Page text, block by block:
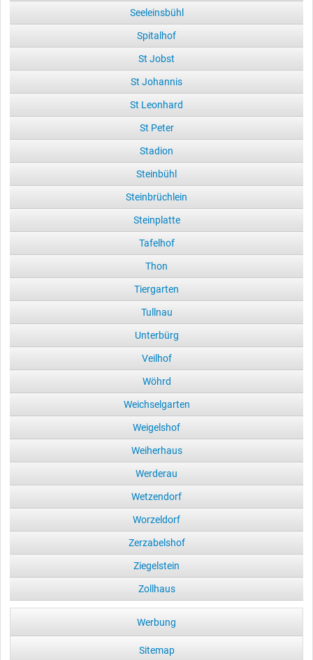
Seeleinsbühl
Spitalhof
St Jobst
St Johannis
St Leonhard
St Peter
Stadion
Steinbühl
Steinbrüchlein
Steinplatte
Tafelhof
Thon
Tiergarten
Tullnau
Unterbürg
Veilhof
Wöhrd
Weichselgarten
Weigelshof
Weiherhaus
Werderau
Wetzendorf
Worzeldorf
Zerzabelshof
Ziegelstein
Zollhaus
Werbung
Sitemap